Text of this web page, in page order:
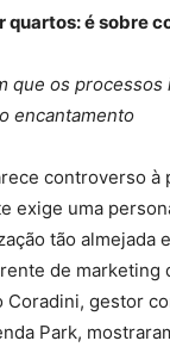
quartos: é sobre
que os
encantamento
controverso à
exige uma
tão almejada
de marketing
Coradini, gestor
Park,